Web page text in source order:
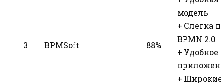
3 BPMSoft 88%
модель
+ Слегка
BPMN 2.0
+
+